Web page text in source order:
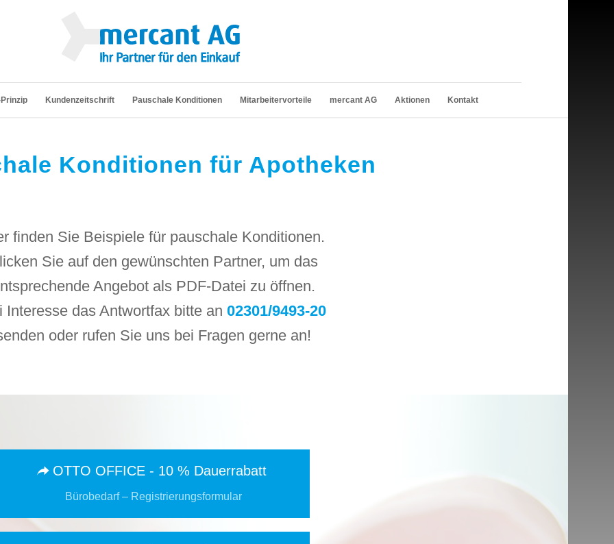
Kundenzeitschrift Pauschale Konditionen Mitarbeitervorteile mercant AG Aktionen Kontakt
Konditionen für Apotheken
finden Sie Beispiele für pauschale Konditionen.
Sie auf den gewünschten Partner, um das
Angebot als PDF-Datei zu öffnen.
Interesse das Antwortfax bitte an 02301/9493-20
oder rufen Sie uns bei Fragen gerne an!
OTTO OFFICE - 10 % Dauerrabatt
Bürobedarf – Registrierungsformular